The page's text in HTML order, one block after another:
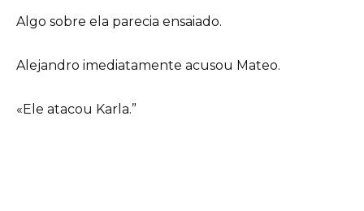
Algo sobre ela parecia ensaiado.
Alejandro imediatamente acusou Mateo.
«Ele atacou Karla.”